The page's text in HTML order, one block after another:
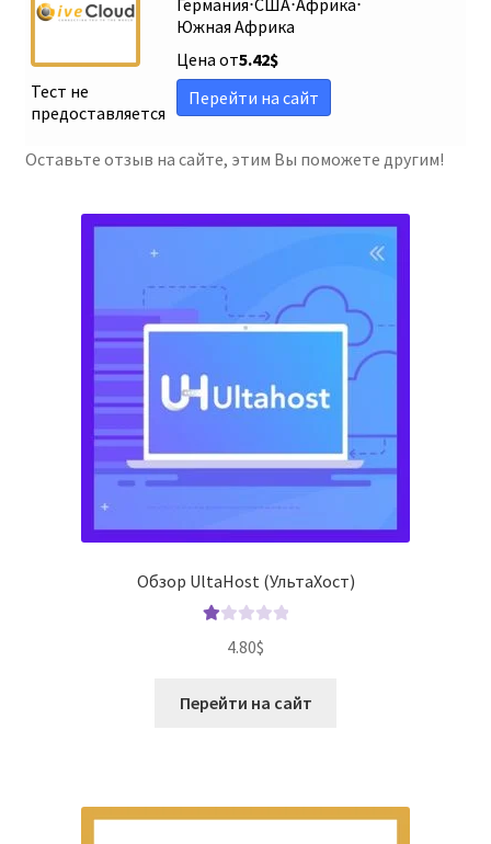
Тест не
предоставляется
Германия⋅США⋅Африка⋅
Южная Африка
Цена от5.42$
Перейти на сайт
Оставьте отзыв на сайте, этим Вы поможете другим!
Обзор UltaHost (УльтаХост)
а
5
4.80$
Перейти на сайт